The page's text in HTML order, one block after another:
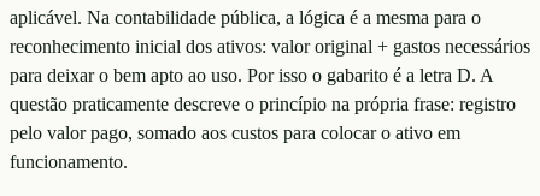
aplicável. Na contabilidade pública, a lógica é a mesma para o
reconhecimento inicial dos ativos: valor original + gastos necessários
para deixar o bem apto ao uso. Por isso o gabarito é a letra D. A
questão praticamente descreve o princípio na própria frase: registro
pelo valor pago, somado aos custos para colocar o ativo em
funcionamento.